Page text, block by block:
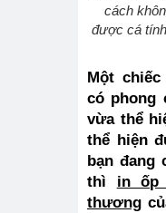
cách
được cá
Một
có phong
vừa thể
thể hiện
bạn đang
thì in ốp
thương